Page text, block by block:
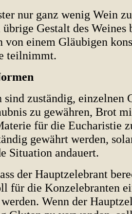
nur ganz wenig Wein
Gestalt des Weines
einem Gläubigen
teilnimmt.
zuständig, einzelnen
zu gewähren, Brot
für die Eucharistie
gewährt werden,
Situation andauert.
der Hauptzelebrant
für die Konzelebranten
Wenn der